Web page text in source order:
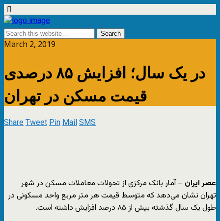
March 2, 2019
در یک سال؛ افزایش ۸۵ درصدی
قیمت مسکن در تهران
ShareTweetPinMailSMS
عصر ایران – آمار بانک مرکزی از تحولات معاملات مسکن در شهر
تهران نشان می‌دهد که متوسط قیمت هر متر مربع واحد مسکونی در
طول یک سال گذشته بیش از ۸۵ درصد افزایش داشته است.